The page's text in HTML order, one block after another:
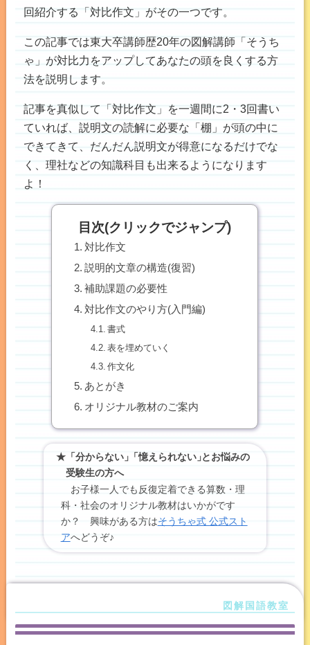
回紹介する「対比作文」がその一つです。
この記事では東大卒講師歴20年の図解講師「そうち
ゃ」が対比力をアップしてあなたの頭を良くする方
法を説明します。
記事を真似して「対比作文」を一週間に2・3回書い
ていれば、説明文の読解に必要な「棚」が頭の中に
できてきて、だんだん説明文が得意になるだけでな
く、理社などの知識科目も出来るようになります
よ！
目次(クリックでジャンプ)
対比作文
説明的文章の構造(復習)
補助課題の必要性
対比作文のやり方(入門編)
書式
表を埋めていく
作文化
あとがき
オリジナル教材のご案内
★「分からない」「憶えられない」とお悩みの
受験生の方へ
お子様一人でも反復定着できる算数・理
科・社会のオリジナル教材はいかがです
か？ 興味がある方はそうちゃ式 公式スト
アへどうぞ♪